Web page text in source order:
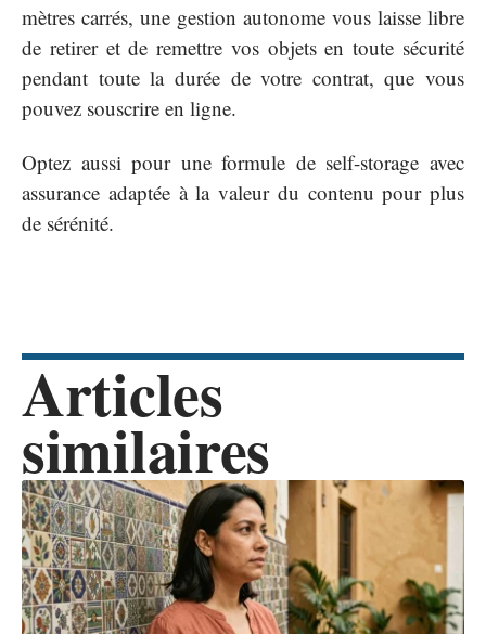
mètres carrés, une gestion autonome vous laisse libre
de retirer et de remettre vos objets en toute sécurité
pendant toute la durée de votre contrat, que vous
pouvez souscrire en ligne.
Optez aussi pour une formule de self-storage avec
assurance adaptée à la valeur du contenu pour plus
de sérénité.
Articles
similaires